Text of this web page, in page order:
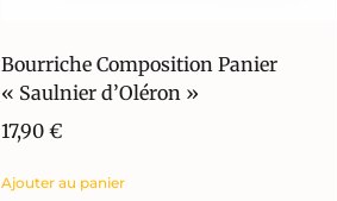
Bourriche Composition Panier
« Saulnier d’Oléron »
17,90€
Ajouter au panier